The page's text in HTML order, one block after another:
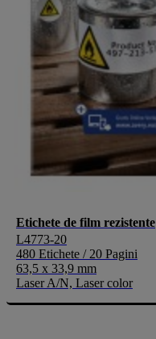
Etichete de film rezistente
L4773-20
480 Etichete / 20 Pagini
63,5 x 33,9 mm
Laser A/N, Laser color